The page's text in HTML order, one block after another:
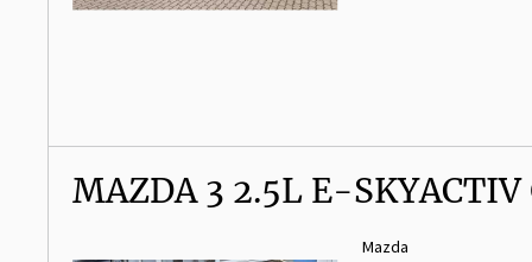
MAZDA 3 2.5L E-
Mazda